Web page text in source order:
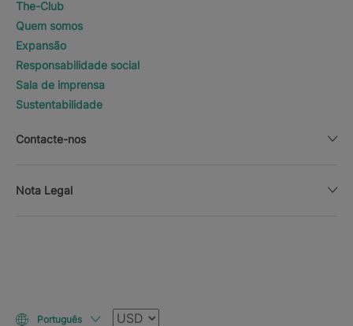
The-Club
Quem somos
Expansão
Responsabilidade social
Sala de imprensa
Sustentabilidade
Contacte-nos
Nota Legal
Português Moeda